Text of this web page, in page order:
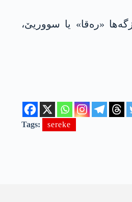
«رەقا» یا سووریێ،
Tags: sereke